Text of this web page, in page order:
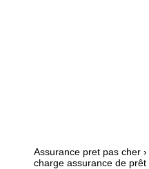
Assurance pret pas cher ›
charge assurance de prêt